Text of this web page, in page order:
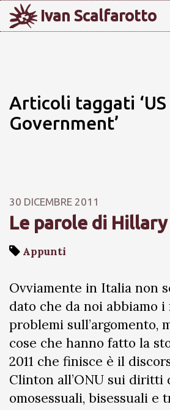
Ivan Scalfarotto
Articoli taggati ‘US
Government’
30 DICEMBRE 2011
Le parole di Hillary
Appunti
Ovviamente in Italia non
dato che da noi abbiamo
problemi sull’argomento,
cose che hanno fatto la
2011 che finisce è il
Clinton all’ONU sui diritti
omosessuali, bisessuali e